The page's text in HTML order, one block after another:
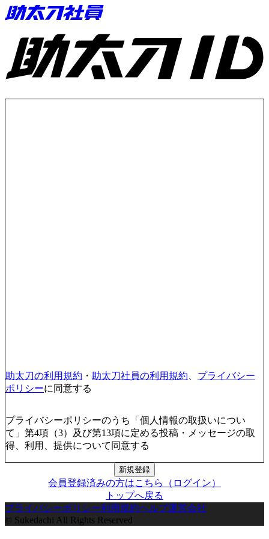
助太刀ID
助太刀の利用規約 ・ 助太刀社員の利用規約
プライバシー
ポリシーに同意する
プライバシーポリシーのうち「個人情報の取扱いについ
て」第4項（3）及び第13項に定める投稿・メッセージの取
得、利用、提供について同意する
新規登録
会員登録済みの方はこちら（ログイン）
トップへ戻る
プライバシーポリシー利用規約ヘルプ運営会社
© Sukedachi All Rights Reserved